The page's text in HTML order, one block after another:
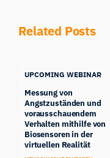
Related Posts
UPCOMING WEBINAR
Messung von
Angstzuständen und
vorausschauendem
Verhalten mithilfe von
Biosensoren in der
virtuellen Realität